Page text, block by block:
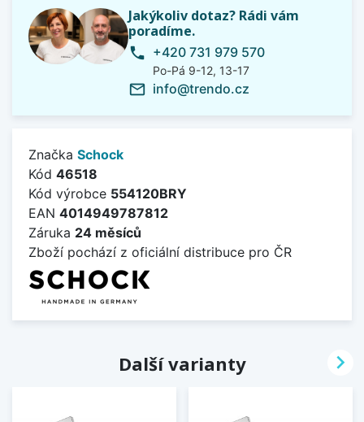
Jakýkoliv dotaz? Rádi vám
poradíme.
phone +420 731 979 570
Po-Pá 9-12, 13-17
mail_outline info@trendo.cz
Značka Schock
Kód 46518
Kód výrobce 554120BRY
EAN 4014949787812
Záruka 24 měsíců
Zboží pochází z oficiální distribuce pro ČR
Další varianty 